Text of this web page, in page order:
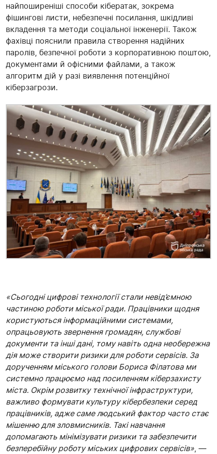
найпоширеніші способи кібератак, зокрема
фішингові листи, небезпечні посилання, шкідливі
вкладення та методи соціальної інженерії. Також
фахівці пояснили правила створення надійних
паролів, безпечної роботи з корпоративною поштою,
документами й офісними файлами, а також
алгоритм дій у разі виявлення потенційної
кіберзагрози.
«Сьогодні цифрові технології стали невід’ємною
частиною роботи міської ради. Працівники щодня
користуються інформаційними системами,
опрацьовують звернення громадян, службові
документи та інші дані, тому навіть одна необережна
дія може створити ризики для роботи сервісів. За
дорученням міського голови Бориса Філатова ми
системно працюємо над посиленням кіберзахисту
міста. Окрім розвитку технічної інфраструктури,
важливо формувати культуру кібербезпеки серед
працівників, адже саме людський фактор часто стає
мішенню для зловмисників. Такі навчання
допомагають мінімізувати ризики та забезпечити
безперебійну роботу міських цифрових сервісів», —